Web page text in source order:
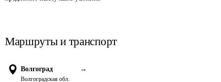
Маршруты и транспорт
Волгоград →
Волгоградская обл.